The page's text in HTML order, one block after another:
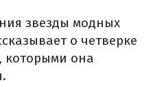
звезды модных
о четверке
которыми она